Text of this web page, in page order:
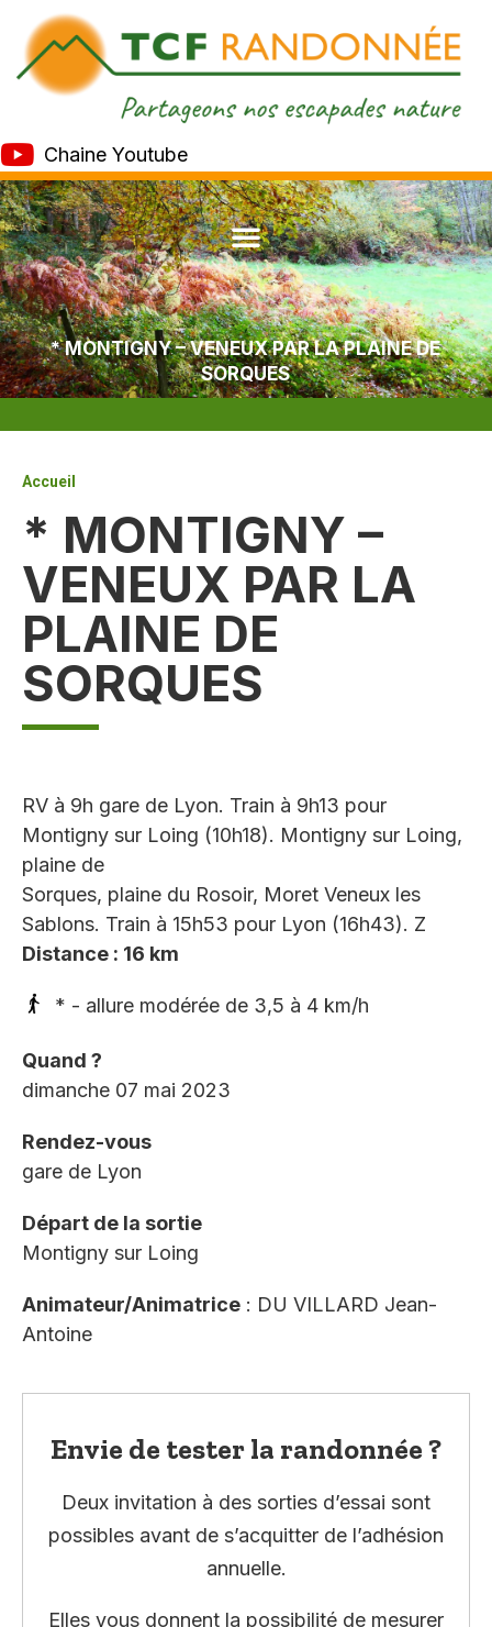
Chaine Youtube
* MONTIGNY – VENEUX PAR LA PLAINE DE
SORQUES
Accueil
* MONTIGNY –
VENEUX PAR LA
PLAINE DE
SORQUES
RV à 9h gare de Lyon. Train à 9h13 pour
Montigny sur Loing (10h18). Montigny sur Loing,
plaine de
Sorques, plaine du Rosoir, Moret Veneux les
Sablons. Train à 15h53 pour Lyon (16h43). Z
Distance : 16 km
* - allure modérée de 3,5 à 4 km/h
Quand ?
dimanche 07 mai 2023
Rendez-vous
gare de Lyon
Départ de la sortie
Montigny sur Loing
Animateur/Animatrice : DU VILLARD Jean-
Antoine
Envie de tester la randonnée ?
Deux invitation à des sorties d’essai sont
possibles avant de s’acquitter de l’adhésion
annuelle.
Elles vous donnent la possibilité de mesurer